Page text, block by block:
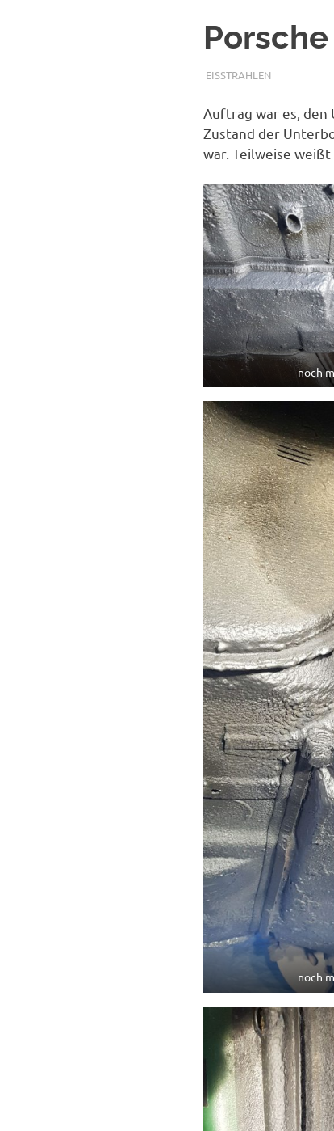
Porsche
28. NOVEMBER 2019
ADMIN
EISSTRAHLEN
Auftrag war es, den
Zustand der
war. Teilweise
noch
noch